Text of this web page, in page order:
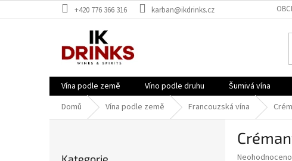
na
+420 776 366 316 karban@ikdrinks.cz
Vína podle země Víno podle druhu Šumivá vína
Domů
Vína podle země Francouzská vína
kategorie
Průměrné
Neohodnoceno